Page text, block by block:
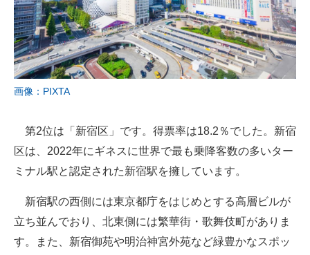
画像：PIXTA
第2位は「新宿区」です。得票率は18.2％でした。新宿
区は、2022年にギネスに世界で最も乗降客数の多いター
ミナル駅と認定された新宿駅を擁しています。
新宿駅の西側には東京都庁をはじめとする高層ビルが
立ち並んでおり、北東側には繁華街・歌舞伎町がありま
す。また、新宿御苑や明治神宮外苑など緑豊かなスポッ